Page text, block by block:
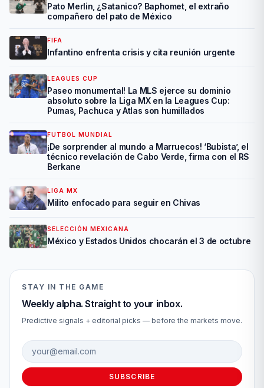
Pato Merlin, ¿Satanico? Baphomet, el extraño
compañero del pato de México
FIFA
Infantino enfrenta crisis y cita reunión urgente
LEAGUES CUP
Paseo monumental! La MLS ejerce su dominio
absoluto sobre la Liga MX en la Leagues Cup:
Pumas, Pachuca y Atlas son humillados
FUTBOL MUNDIAL
¡De sorprender al mundo a Marruecos! ‘Bubista’, el
técnico revelación de Cabo Verde, firma con el RS
Berkane
LIGA MX
Milito enfocado para seguir en Chivas
SELECCIÓN MEXICANA
México y Estados Unidos chocarán el 3 de octubre
STAY IN THE GAME
Weekly alpha. Straight to your inbox.
Predictive signals + editorial picks — before the markets move.
Email address
SUBSCRIBE